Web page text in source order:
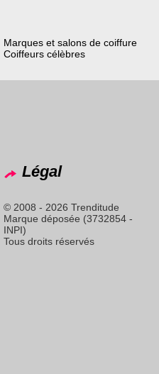
Marques et salons de coiffure
Coiffeurs célèbres
Légal
© 2008 - 2026 Trenditude
Marque déposée (3732854 -
INPI)
Tous droits réservés